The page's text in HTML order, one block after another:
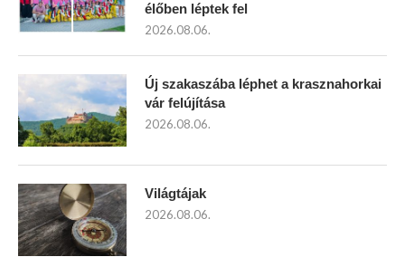
élőben léptek fel
2026.08.06.
Új szakaszába léphet a krasznahorkai
vár felújítása
2026.08.06.
Világtájak
2026.08.06.